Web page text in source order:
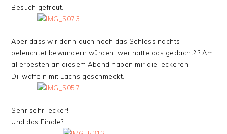
Besuch gefreut.
Aber dass wir dann auch noch das Schloss nachts
beleuchtet bewundern würden, wer hätte das gedacht?!? Am
allerbesten an diesem Abend haben mir die leckeren
Dillwaffeln mit Lachs geschmeckt.
Sehr sehr lecker!
Und das Finale?